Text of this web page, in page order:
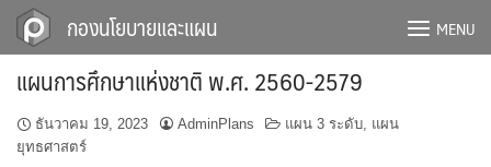
Skip
กองนโยบายและแผน MENU
แผนการศึกษาแห่งชาติ พ.ศ. 2560-2579
ธันวาคม 19, 2023 AdminPlans แผน 3 ระดับ, แผน
ยุทธศาสตร์